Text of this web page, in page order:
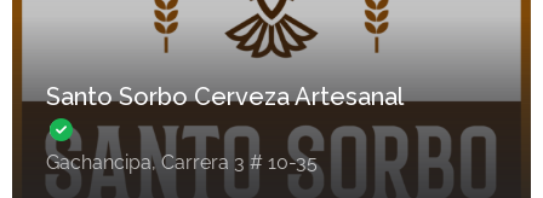
Santo Sorbo Cerveza Artesanal
Gachancipa, Carrera 3 # 10-35